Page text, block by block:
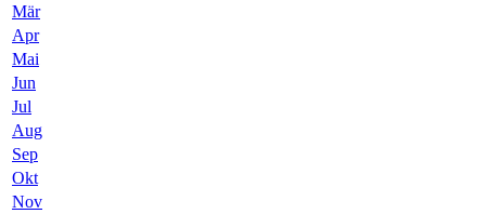
Mär
Apr
Mai
Jun
Jul
Aug
Sep
Okt
Nov